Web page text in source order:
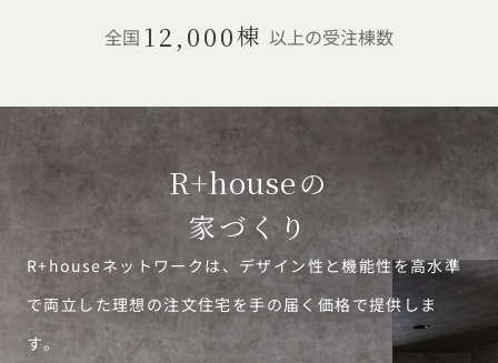
全国 12,000棟 以上の受注棟数
R+houseの
家づくり
R+houseネットワークは、デザイン性と機能性を高水準
で両立した理想の注文住宅を手の届く価格で提供しま
す。